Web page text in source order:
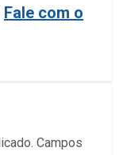
Fale com o
Campos